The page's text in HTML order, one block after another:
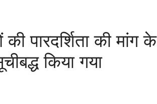
पारदर्शिता की मांग के
किया गया